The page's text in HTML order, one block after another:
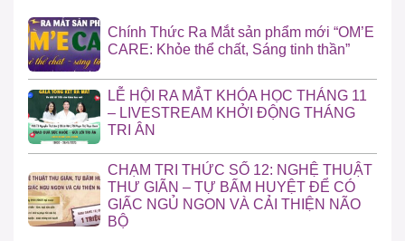
Chính Thức Ra Mắt sản phẩm mới “OM’E
CARE: Khỏe thể chất, Sáng tinh thần”
LỄ HỘI RA MẮT KHÓA HỌC THÁNG 11
– LIVESTREAM KHỞI ĐỘNG THÁNG
TRI ÂN
CHẠM TRI THỨC SỐ 12: NGHỆ THUẬT
THƯ GIÃN – TỰ BẤM HUYỆT ĐỂ CÓ
GIẤC NGỦ NGON VÀ CẢI THIỆN NÃO
BỘ